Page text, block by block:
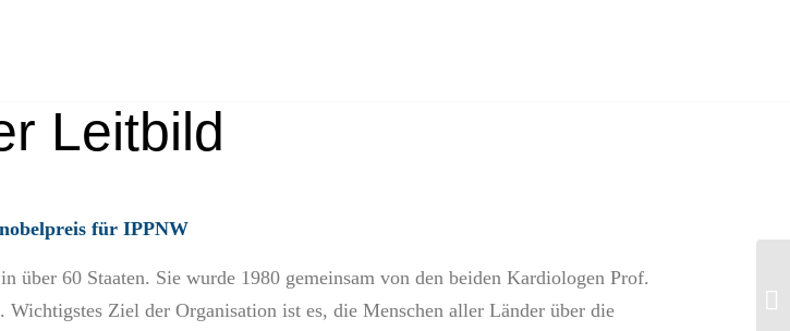
Leitbild
für IPPNW
60 Staaten. Sie wurde 1980 gemeinsam von den beiden Kardiologen Prof.
Ziel der Organisation ist es, die Menschen aller Länder über die